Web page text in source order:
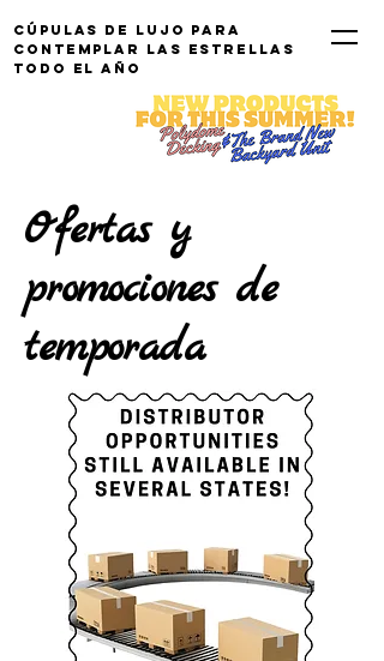
Cúpulas de lujo para
contemplar las estrellas
TODO EL AÑO
Ofertas y
promociones de
temporada